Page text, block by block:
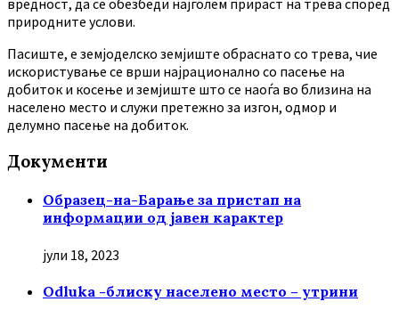
вредност, да се обезбеди најголем прираст на трева според
природните услови.
Пасиште, е земјоделско земјиште обраснато со трева, чие
искористување се врши најрационално со пасење на
добиток и косење и земјиште што се наоѓа во близина на
населено место и служи претежно за изгон, одмор и
делумно пасење на добиток.
Документи
Образец-на-Барање за пристап на
информации од јавен карактер
јули 18, 2023
Odluka -блиску населено место – утрини